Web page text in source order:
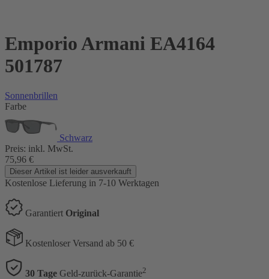
Emporio Armani EA4164
501787
Sonnenbrillen
Farbe
Schwarz
Preis: inkl. MwSt.
75,96 €
Dieser Artikel ist leider ausverkauft
Kostenlose Lieferung in 7-10 Werktagen
Garantiert Original
Kostenloser Versand ab 50 €
30 Tage Geld-zurück-Garantie2